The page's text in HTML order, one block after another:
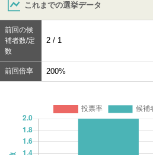
これまでの選挙データ
前回の候
補者数/定
数
2 / 1
前回倍率 200%